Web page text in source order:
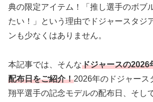
典の限定アイテム！「推し選手のボブ
たい！」という理由でドジャースタジ
ンも少なくはありません。
本記事では、そんなドジャースの2026
配布日をご紹介！2026年のドジャース
翔平選手の記念モデルの配布日、そし